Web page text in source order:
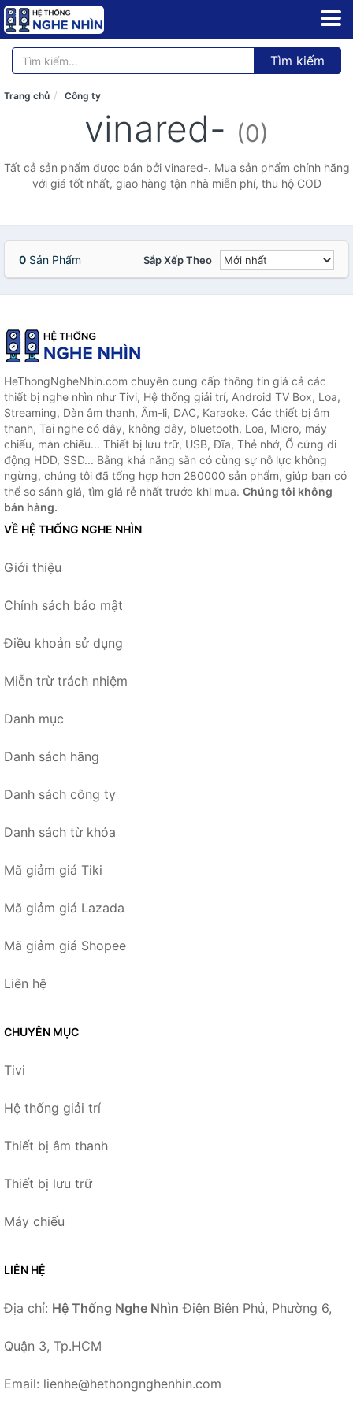
Tìm kiếm
Trang chủ Công ty
vinared- (0)
Tất cả sản phẩm được bán bởi vinared-. Mua sản phẩm chính hãng
với giá tốt nhất, giao hàng tận nhà miễn phí, thu hộ COD
0 Sản Phẩm Sắp Xếp Theo
HeThongNgheNhin.com chuyên cung cấp thông tin giá cả các
thiết bị nghe nhìn như Tivi, Hệ thống giải trí, Android TV Box, Loa,
Streaming, Dàn âm thanh, Âm-li, DAC, Karaoke. Các thiết bị âm
thanh, Tai nghe có dây, không dây, bluetooth, Loa, Micro, máy
chiếu, màn chiếu... Thiết bị lưu trữ, USB, Đĩa, Thẻ nhớ, Ổ cứng di
động HDD, SSD... Bằng khả năng sẵn có cùng sự nỗ lực không
ngừng, chúng tôi đã tổng hợp hơn 280000 sản phẩm, giúp bạn có
thể so sánh giá, tìm giá rẻ nhất trước khi mua. Chúng tôi không
bán hàng.
VỀ HỆ THỐNG NGHE NHÌN
Giới thiệu
Chính sách bảo mật
Điều khoản sử dụng
Miễn trừ trách nhiệm
Danh mục
Danh sách hãng
Danh sách công ty
Danh sách từ khóa
Mã giảm giá Tiki
Mã giảm giá Lazada
Mã giảm giá Shopee
Liên hệ
CHUYÊN MỤC
Tivi
Hệ thống giải trí
Thiết bị âm thanh
Thiết bị lưu trữ
Máy chiếu
LIÊN HỆ
Địa chỉ: Hệ Thống Nghe Nhìn Điện Biên Phủ, Phường 6,
Quận 3, Tp.HCM
Email: lienhe@hethongnghenhin.com